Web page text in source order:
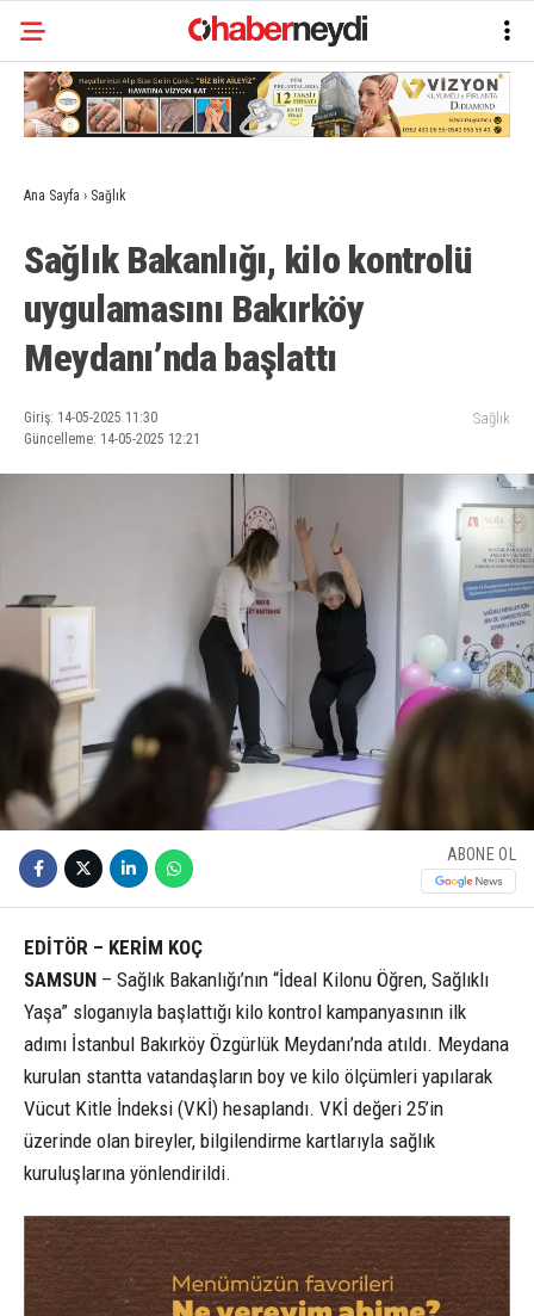
Ana Sayfa › Sağlık
Sağlık Bakanlığı, kilo kontrolü
uygulamasını Bakırköy
Meydanı’nda başlattı
Giriş: 14-05-2025 11:30
Güncelleme: 14-05-2025 12:21
Sağlık
ABONE OL
EDİTÖR – KERİM KOÇ
SAMSUN – Sağlık Bakanlığı’nın “İdeal Kilonu Öğren, Sağlıklı
Yaşa” sloganıyla başlattığı kilo kontrol kampanyasının ilk
adımı İstanbul Bakırköy Özgürlük Meydanı’nda atıldı. Meydana
kurulan stantta vatandaşların boy ve kilo ölçümleri yapılarak
Vücut Kitle İndeksi (VKİ) hesaplandı. VKİ değeri 25’in
üzerinde olan bireyler, bilgilendirme kartlarıyla sağlık
kuruluşlarına yönlendirildi.